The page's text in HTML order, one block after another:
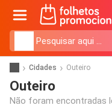
Cidades Outeiro
Outeiro
Não foram encontradas